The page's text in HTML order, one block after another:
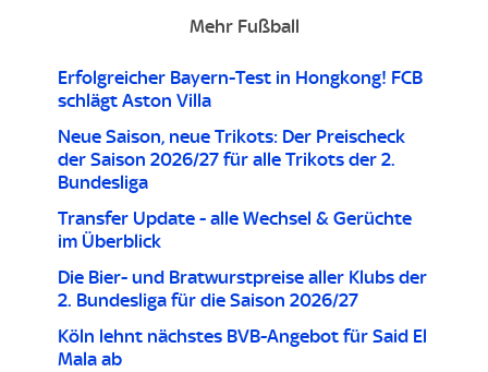
Mehr Fußball
Erfolgreicher Bayern-Test in Hongkong! FCB
schlägt Aston Villa
Neue Saison, neue Trikots: Der Preischeck
der Saison 2026/27 für alle Trikots der 2.
Bundesliga
Transfer Update - alle Wechsel & Gerüchte
im Überblick
Die Bier- und Bratwurstpreise aller Klubs der
2. Bundesliga für die Saison 2026/27
Köln lehnt nächstes BVB-Angebot für Said El
Mala ab